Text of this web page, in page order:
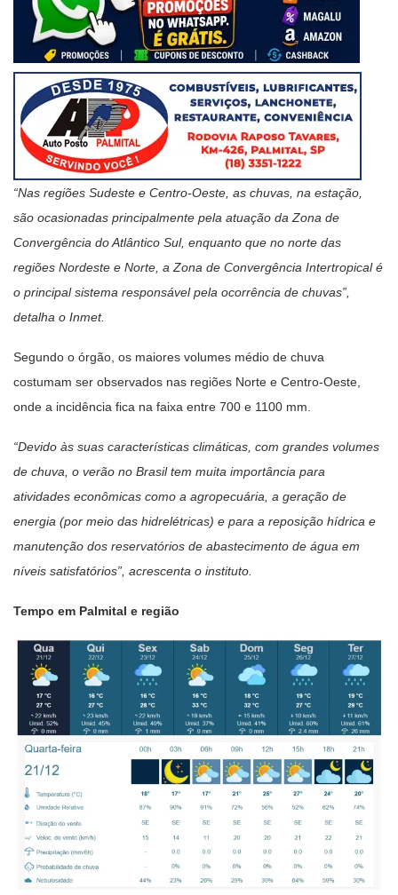
“Nas regiões Sudeste e Centro-Oeste, as chuvas, na estação,
são ocasionadas principalmente pela atuação da Zona de
Convergência do Atlântico Sul, enquanto que no norte das
regiões Nordeste e Norte, a Zona de Convergência Intertropical é
o principal sistema responsável pela ocorrência de chuvas”,
detalha o Inmet.
Segundo o órgão, os maiores volumes médio de chuva
costumam ser observados nas regiões Norte e Centro-Oeste,
onde a incidência fica na faixa entre 700 e 1100 mm.
“Devido às suas características climáticas, com grandes volumes
de chuva, o verão no Brasil tem muita importância para
atividades econômicas como a agropecuária, a geração de
energia (por meio das hidrelétricas) e para a reposição hídrica e
manutenção dos reservatórios de abastecimento de água em
níveis satisfatórios”, acrescenta o instituto.
Tempo em Palmital e região